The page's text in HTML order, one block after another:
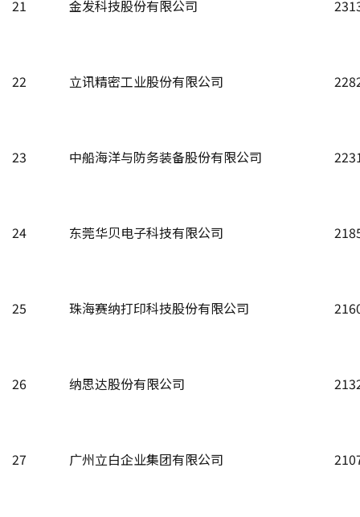
21 金发科技股份有限公司
22 立讯精密工业股份有限公司
23 中船海洋与防务装备股份有限公司
24 东莞华贝电子科技有限公司
25 珠海赛纳打印科技股份有限公司
26 纳思达股份有限公司
27 广州立白企业集团有限公司